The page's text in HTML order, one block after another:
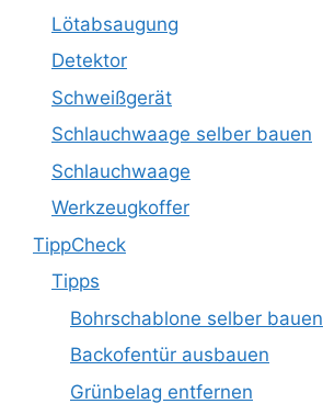
Lötabsaugung
Detektor
Schweißgerät
Schlauchwaage selber bauen
Schlauchwaage
Werkzeugkoffer
TippCheck
Tipps
Bohrschablone selber bauen
Backofentür ausbauen
Grünbelag entfernen